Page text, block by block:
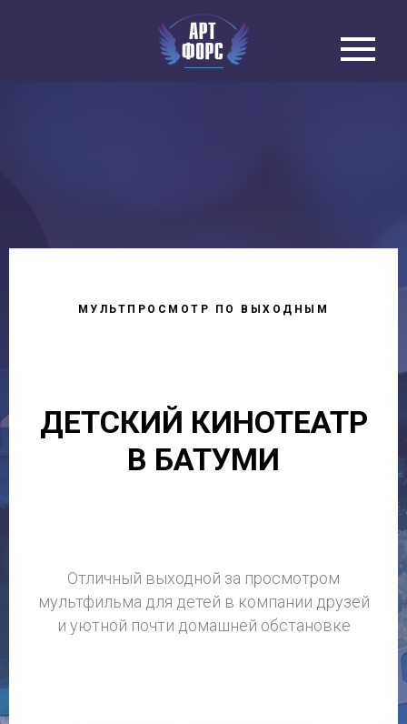
МУЛЬТПРОСМОТР ПО ВЫХОДНЫМ
ДЕТСКИЙ КИНОТЕАТР
В БАТУМИ
Отличный выходной за просмотром
мультфильма для детей в компании друзей
и уютной почти домашней обстановке